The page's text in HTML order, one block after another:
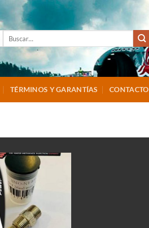
TÉRMINOS Y GARANTÍAS CONTACTO